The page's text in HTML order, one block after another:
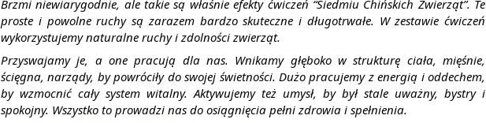
Brzmi niewiarygodnie, ale takie są właśnie efekty ćwiczeń “Siedmiu Chińskich Zwierząt”. Te
proste i powolne ruchy są zarazem bardzo skuteczne i długotrwałe. W zestawie ćwiczeń
wykorzystujemy naturalne ruchy i zdolności zwierząt.
Przyswajamy je, a one pracują dla nas. Wnikamy głęboko w strukturę ciała, mięśnie,
ścięgna, narządy, by powróciły do swojej świetności. Dużo pracujemy z energią i oddechem,
by wzmocnić cały system witalny. Aktywujemy też umysł, by był stale uważny, bystry i
spokojny. Wszystko to prowadzi nas do osiągnięcia pełni zdrowia i spełnienia.